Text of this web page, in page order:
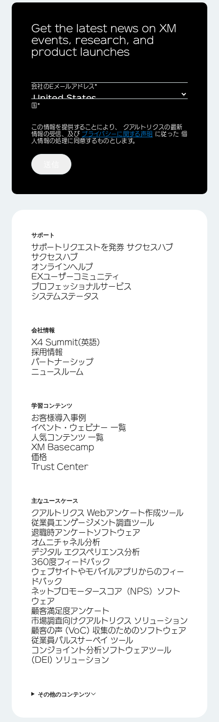
Get the latest news on XM
events, research, and
product launches
会社のEメールアドレス*
国*
Privacy
Optin
この情報を提供することにより、 クアルトリクスの最新
情報の受信、及び プライバシーに関する声明 に従った 個
人情報の処理に同意するものとします。
サポート
サポートリクエストを発券 サクセスハブ
サクセスハブ
オンラインヘルプ
EXユーザーコミュニティ
プロフェッショナルサービス
システムステータス
会社情報
X4 Summit(英語)
採用情報
パートナーシップ
ニュースルーム
学習コンテンツ
お客様導入事例
イベント・ウェビナー 一覧
人気コンテンツ 一覧
XM Basecamp
価格
Trust Center
主なユースケース
クアルトリクス Webアンケート作成ツール
従業員エンゲージメント調査ツール
退職時アンケートソフトウェア
オムニチャネル分析
デジタル エクスペリエンス分析
360度フィードバック
ウェブサイトやモバイルアプリからのフィー
ドバック
ネットプロモータースコア（NPS）ソフト
ウェア
顧客満足度アンケート
市場調査向けクアルトリクス ソリューション
顧客の声 (VoC) 収集のためのソフトウェア
従業員パルスサーベイ ツール
コンジョイント分析ソフトウェアツール
(DEI) ソリューション
その他のコンテンツ